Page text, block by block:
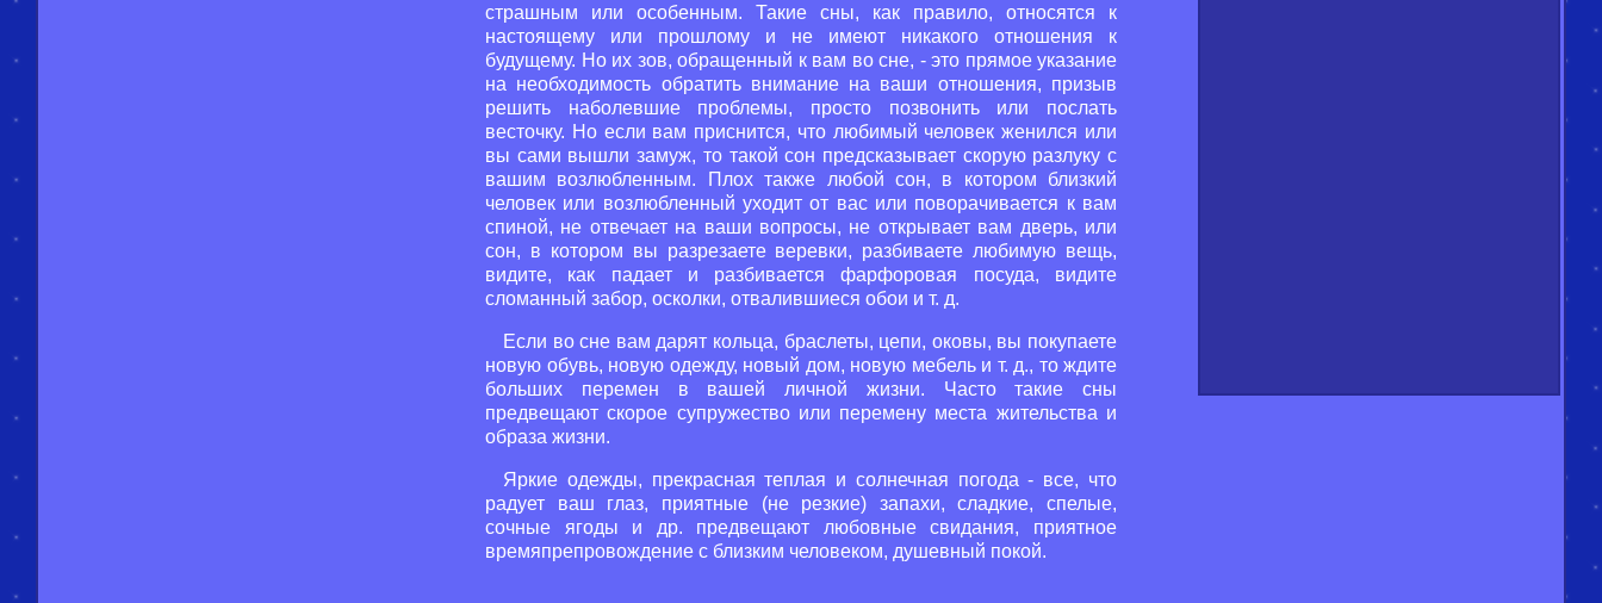
страшным или особенным. Такие сны, как правило, относятся к
настоящему или прошлому и не имеют никакого отношения к
будущему. Но их зов, обращенный к вам во сне, - это прямое указание
на необходимость обратить внимание на ваши отношения, призыв
решить наболевшие проблемы, просто позвонить или послать
весточку. Но если вам приснится, что любимый человек женился или
вы сами вышли замуж, то такой сон предсказывает скорую разлуку с
вашим возлюбленным. Плох также любой сон, в котором близкий
человек или возлюбленный уходит от вас или поворачивается к вам
спиной, не отвечает на ваши вопросы, не открывает вам дверь, или
сон, в котором вы разрезаете веревки, разбиваете любимую вещь,
видите, как падает и разбивается фарфоровая посуда, видите
сломанный забор, осколки, отвалившиеся обои и т. д.
Если во сне вам дарят кольца, браслеты, цепи, оковы, вы покупаете
новую обувь, новую одежду, новый дом, новую мебель и т. д., то ждите
больших перемен в вашей личной жизни. Часто такие сны
предвещают скорое супружество или перемену места жительства и
образа жизни.
Яркие одежды, прекрасная теплая и солнечная погода - все, что
радует ваш глаз, приятные (не резкие) запахи, сладкие, спелые,
сочные ягоды и др. предвещают любовные свидания, приятное
времяпрепровождение с близким человеком, душевный покой.